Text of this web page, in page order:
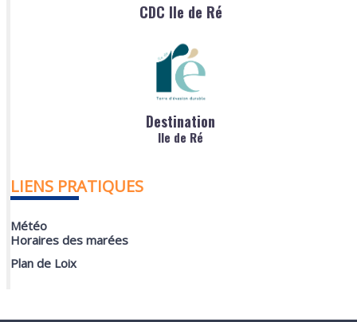
CDC Ile de Ré
Destination
Ile de Ré
LIENS PRATIQUES
Météo
Horaires des marées
Plan de Loix